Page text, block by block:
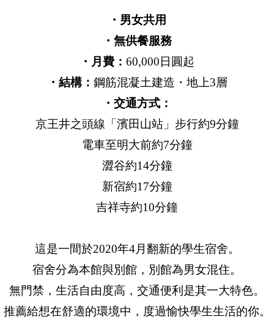
・男女共用
・無供餐服務
・月費： 60,000日圓起
・結構： 鋼筋混凝土建造・地上3層
・交通方式：
京王井之頭線「濱田山站」步行約9分鐘
電車至明大前約7分鐘
澀谷約14分鐘
新宿約17分鐘
吉祥寺約10分鐘
這是一間於2020年4月翻新的學生宿舍。
宿舍分為本館與別館，別館為男女混住。
無門禁，生活自由度高，交通便利是其一大特色。
推薦給想在舒適的環境中，度過愉快學生生活的你。